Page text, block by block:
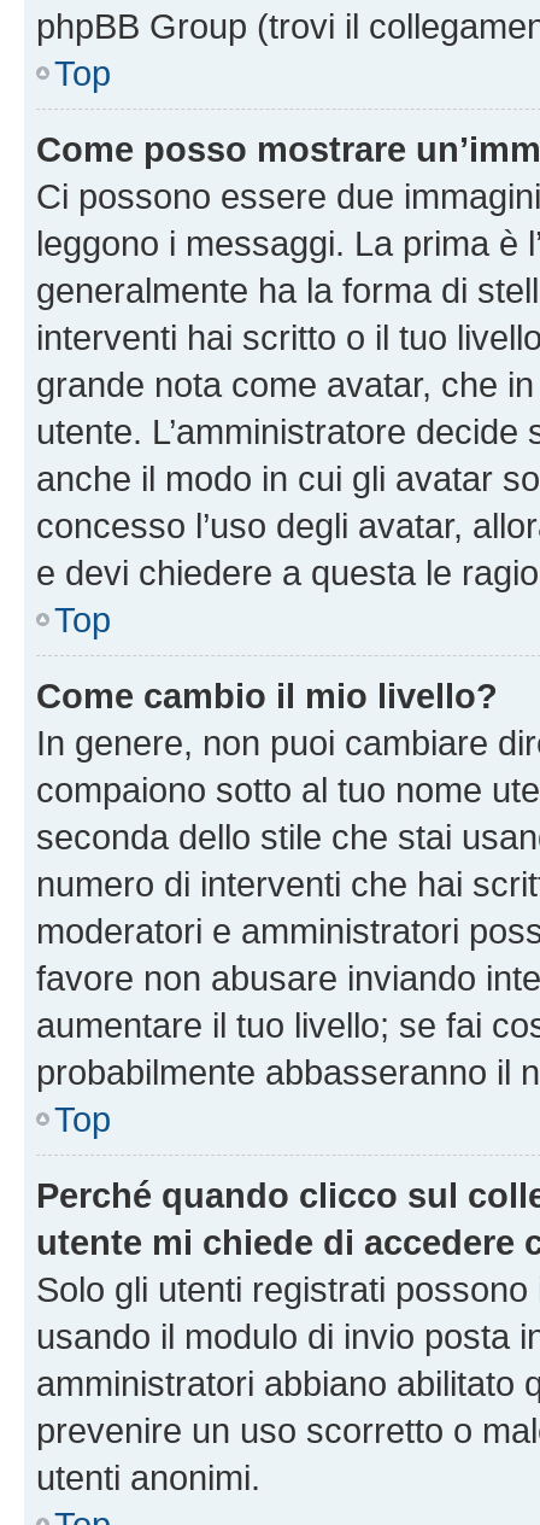
phpBB Group (trovi il
Top
Come posso mostrare
Ci possono essere due
leggono i messaggi. La prima è
generalmente ha la forma di
interventi hai scritto o il tuo
grande nota come avatar, che
utente. L’amministratore
anche il modo in cui gli avatar
concesso l’uso degli avatar,
e devi chiedere a questa le
Top
Come cambio il mio livello?
In genere, non puoi cambiare
compaiono sotto al tuo nome
seconda dello stile che stai
numero di interventi che hai
moderatori e amministratori
favore non abusare inviando
aumentare il tuo livello; se fai
probabilmente abbasseranno il
Top
Perché quando clicco sul
utente mi chiede di accedere
Solo gli utenti registrati
usando il modulo di invio posta
amministratori abbiano abilitato
prevenire un uso scorretto o
utenti anonimi.